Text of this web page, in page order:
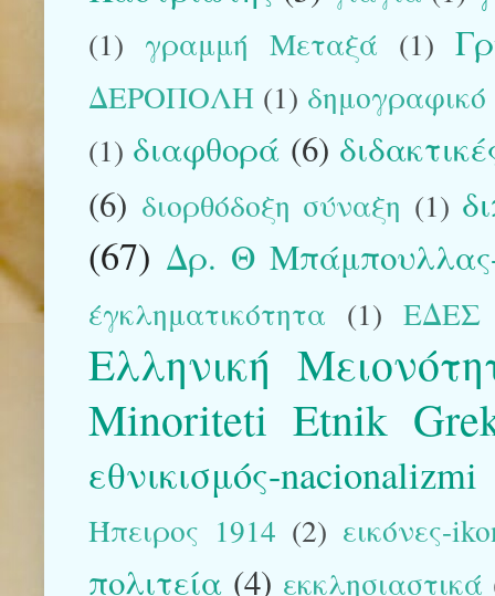
(1) γραμμή Μεταξά (1)
ΔΕΡΟΠΟΛΗ (1) δημογραφικό
(1) διαφθορά (6)
(6) διορθόδοξη σύναξη (1)
(67) Δρ. Θ
έγκληματικότητα (1) ΕΔΕΣ
Ελληνική
Minoriteti Etnik
εθνικισμός-nacionalizmi
Ήπειρος 1914 (2) εικόνες-
πολιτεία (4) εκκλησιαστικά